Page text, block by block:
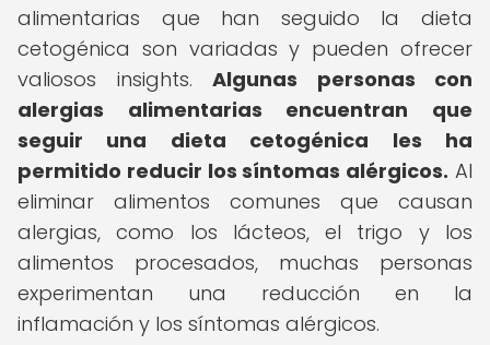
alimentarias que han seguido la dieta
cetogénica son variadas y pueden ofrecer
valiosos insights. Algunas personas con
alergias alimentarias encuentran que
seguir una dieta cetogénica les ha
permitido reducir los síntomas alérgicos. Al
eliminar alimentos comunes que causan
alergias, como los lácteos, el trigo y los
alimentos procesados, muchas personas
experimentan una reducción en la
inflamación y los síntomas alérgicos.